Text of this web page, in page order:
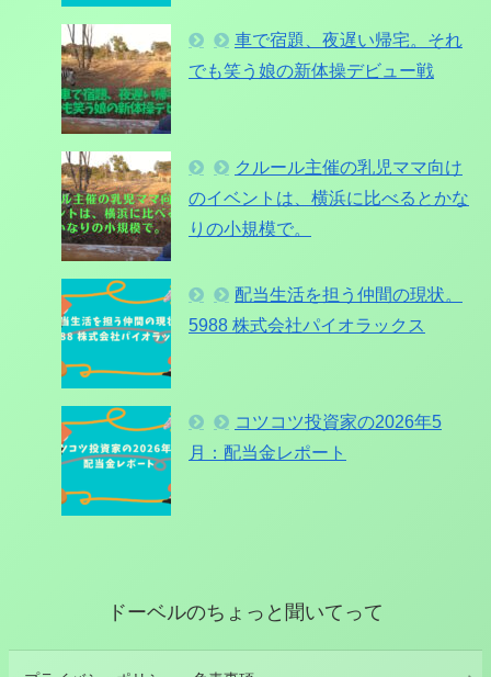
車で宿題、夜遅い帰宅。それ
でも笑う娘の新体操デビュー戦
クルール主催の乳児ママ向け
のイベントは、横浜に比べるとかな
りの小規模で。
配当生活を担う仲間の現状。
5988 株式会社パイオラックス
コツコツ投資家の2026年5
月：配当金レポート
ドーベルのちょっと聞いてって